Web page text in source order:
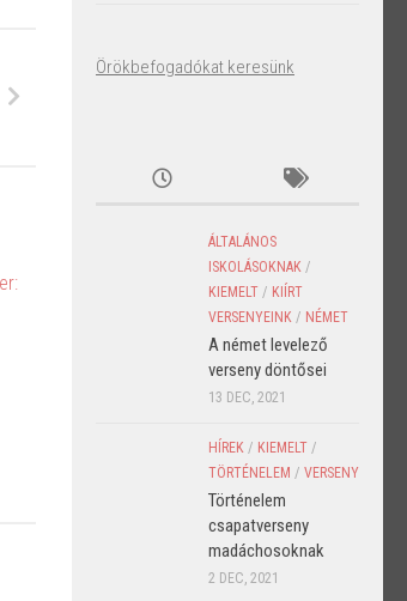
Örökbefogadókat keresünk
ÁLTALÁNOS
ISKOLÁSOKNAK /
KIEMELT / KIÍRT
VERSENYEINK / NÉMET
A német levelező
verseny döntősei
13 DEC, 2021
HÍREK / KIEMELT /
TÖRTÉNELEM / VERSENY
Történelem
csapatverseny
madáchosoknak
2 DEC, 2021